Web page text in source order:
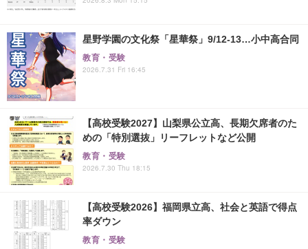
星野学園の文化祭「星華祭」9/12-13…小中高合同
教育・受験
2026.7.31 Fri 16:45
【高校受験2027】山梨県公立高、長期欠席者のた
めの「特別選抜」リーフレットなど公開
教育・受験
2026.7.30 Thu 18:15
【高校受験2026】福岡県立高、社会と英語で得点
率ダウン
教育・受験